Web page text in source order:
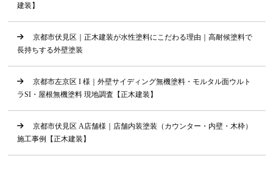
建装】
京都市伏見区｜正木建装が水性塗料にこだわる理由｜高耐候塗料で
長持ちする外壁塗装
京都市左京区 I 様｜外壁サイディング無機塗料・モルタル面ウルト
ラSI・屋根無機塗料 現地調査【正木建装】
京都市伏見区 A店舗様｜店舗内装塗装（カウンター・内壁・木枠）
施工事例【正木建装】